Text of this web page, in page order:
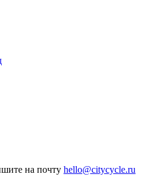
на почту hello@citycycle.ru